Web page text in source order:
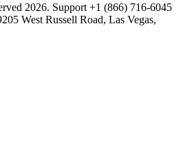
2026. Support +1 (866) 716-6045
West Russell Road, Las Vegas,